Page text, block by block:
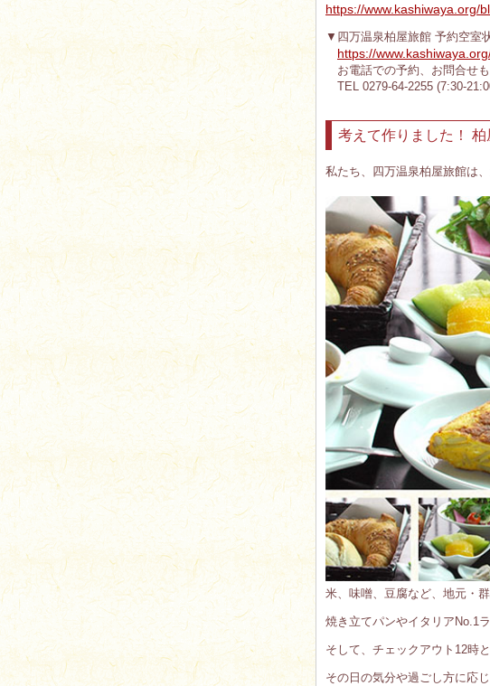
https://www.kashiwaya.org/
▼四万温泉柏屋旅館 予約空室
https://
お電話での予約、お問合せも
TEL 0279-64-2255 (7:30-
考えて作りました！
私たち、四万温泉柏屋旅館は
米、味噌、豆腐など、地元・
焼き立てパンやイタリアNo.1
そして、チェックアウト12時
その日の気分や過ごし方に応